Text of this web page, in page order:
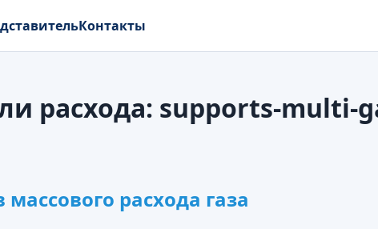
Контакты
расхода: supports-multi-
расхода газа